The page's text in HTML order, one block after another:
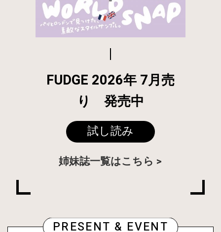
FUDGE 2026年 7月売
り 発売中
試し読み
姉妹誌一覧はこちら
PRESENT & EVENT